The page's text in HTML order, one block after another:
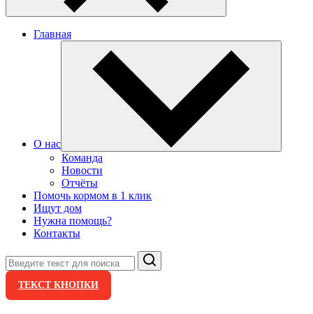
Главная
О нас
Команда
Новости
Отчёты
Помочь кормом в 1 клик
Ищут дом
Нужна помощь?
Контакты
Поиск
ТЕКСТ КНОПКИ